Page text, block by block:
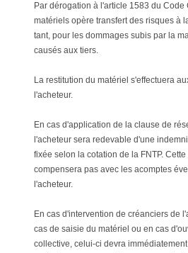
Par dérogation à l'article 1583 du
matériels opère transfert des risques à
tant, pour les dommages subis par la
causés aux tiers.
La restitution du matériel s'effectuera
l'acheteur.
En cas d'application de la clause de
l'acheteur sera redevable d'une
fixée selon la cotation de la FNTP.
compensera pas avec les acomptes
l'acheteur.
En cas d'intervention de créanciers de
cas de saisie du matériel ou en cas
collective, celui-ci devra